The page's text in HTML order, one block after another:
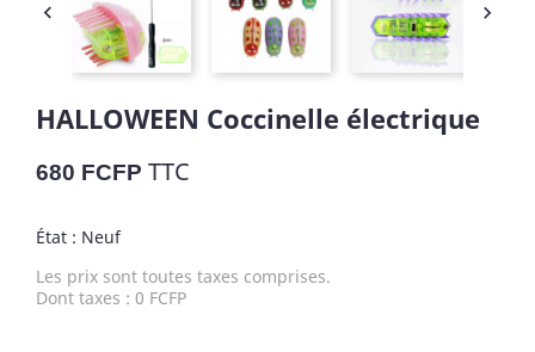
 
HALLOWEEN Coccinelle électrique
680 FCFP TTC
État : Neuf
Les prix sont toutes taxes comprises.
Dont taxes : 0 FCFP